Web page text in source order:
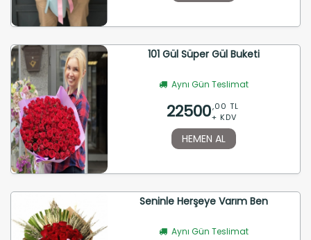
101 Gül Süper Gül Buketi
Aynı Gün Teslimat
22500,00 TL
+ KDV
HEMEN AL
Seninle Herşeye Varım Ben
Aynı Gün Teslimat